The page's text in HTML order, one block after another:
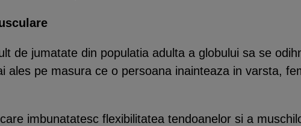
de jumatate din populatia adulta a globului sa se
ales pe masura ce o persoana inainteaza in varsta,
imbunatatesc flexibilitatea tendoanelor si a